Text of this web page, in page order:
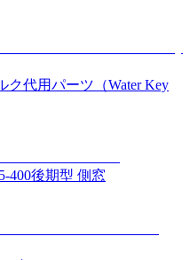
ク代用パーツ（Water Key
400後期型 側窓